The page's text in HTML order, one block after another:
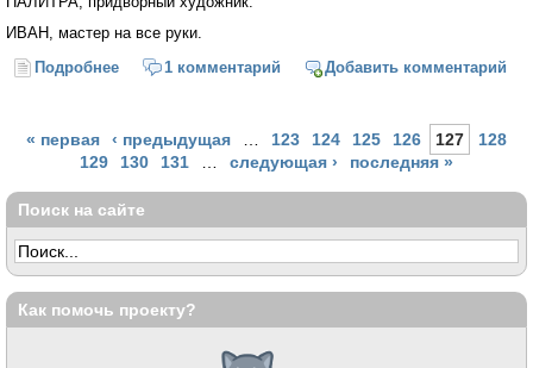
ИВАН, мастер на все руки.
Подробнее о Сказка — ложь, да в ней — намёк…
1 комментарий Добавить комментарий
Страницы
« первая ‹ предыдущая 123 124 125 126 127
128
129
130 131 следующая › последняя »
Поиск на сайте
Как помочь проекту?